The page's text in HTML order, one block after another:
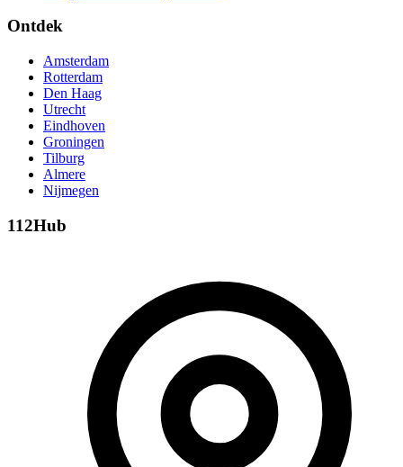
Ontdek
Amsterdam
Rotterdam
Den Haag
Utrecht
Eindhoven
Groningen
Tilburg
Almere
Nijmegen
112Hub